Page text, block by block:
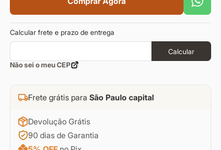
Calcular frete e prazo de entrega
Calcular
Não sei o meu CEP
Frete grátis para São Paulo capital
Devolução Grátis
90 dias de Garantia